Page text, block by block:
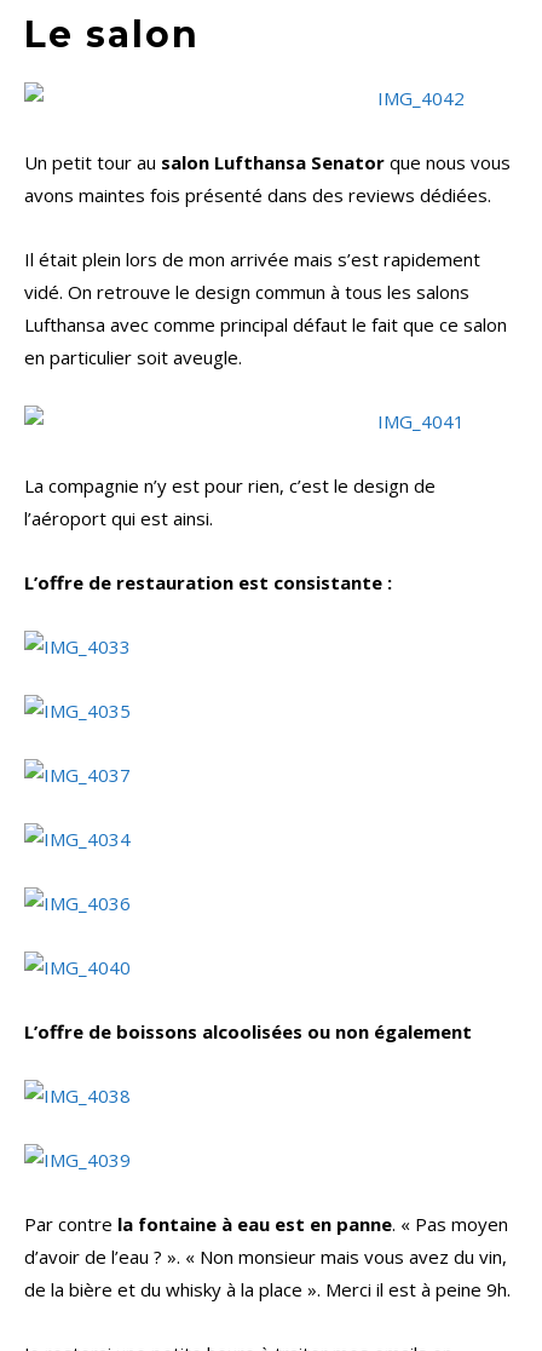
Le salon
Un petit tour au salon Lufthansa Senator que nous vous
avons maintes fois présenté dans des reviews dédiées.
Il était plein lors de mon arrivée mais s’est rapidement
vidé. On retrouve le design commun à tous les salons
Lufthansa avec comme principal défaut le fait que ce salon
en particulier soit aveugle.
La compagnie n’y est pour rien, c’est le design de
l’aéroport qui est ainsi.
L’offre de restauration est consistante :
L’offre de boissons alcoolisées ou non également
Par contre la fontaine à eau est en panne. « Pas moyen
d’avoir de l’eau ? ». « Non monsieur mais vous avez du vin,
de la bière et du whisky à la place ». Merci il est à peine 9h.